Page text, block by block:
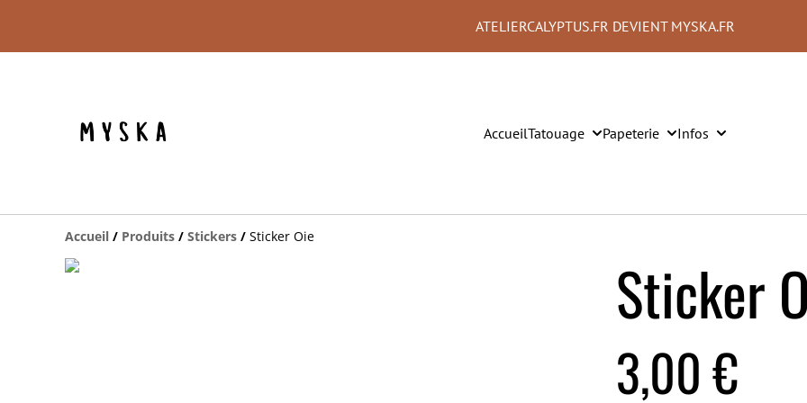
ATELIERCALYPTUS.FR DEVIENT MYSKA.FR
AccueilTatouage Papeterie Infos
Accueil / Produits / Stickers / Sticker Oie
Sticker
3,00 €